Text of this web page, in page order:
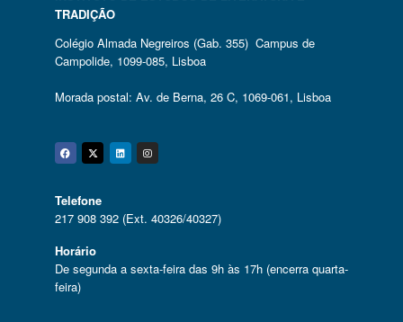
TRADIÇÃO
Colégio Almada Negreiros (Gab. 355) Campus de
Campolide, 1099-085, Lisboa
Morada postal: Av. de Berna, 26 C, 1069-061, Lisboa
Facebook
Twitter
Linkedin
Instagram
Telefone
217 908 392 (Ext. 40326/40327)
Horário
De segunda a sexta-feira das 9h às 17h (encerra quarta-
feira)